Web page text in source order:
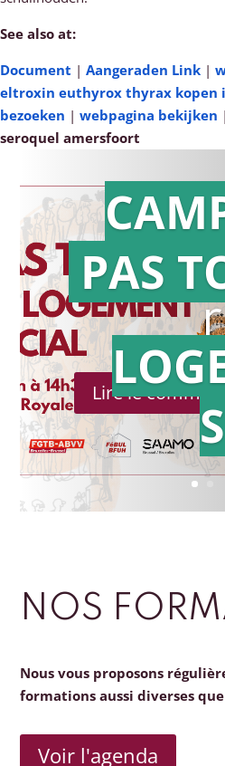
See also at:
Document | Aangeraden Link |
eltroxin euthyrox thyrax kopen
bezoeken | webpagina bekijken |
seroquel amersfoort
Lire le
PAS
NOS
Nous vous proposons
formations aussi diverses
Voir l'agenda